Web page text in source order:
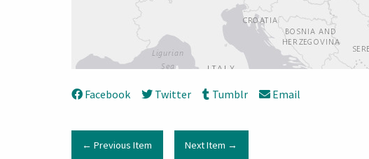
Facebook Twitter Tumblr Email
← Previous Item Next Item →